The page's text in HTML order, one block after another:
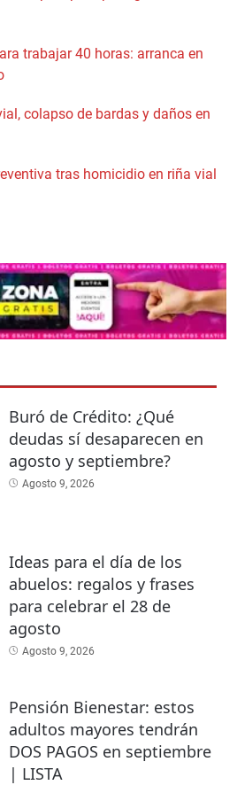
trabajar 40 horas: arranca en
colapso de bardas y daños en
tras homicidio en riña vial
Buró de Crédito: ¿Qué
deudas sí desaparecen en
agosto y septiembre?
Agosto 9, 2026
Ideas para el día de los
abuelos: regalos y frases
para celebrar el 28 de
agosto
Agosto 9, 2026
Pensión Bienestar: estos
adultos mayores tendrán
DOS PAGOS en septiembre
| LISTA